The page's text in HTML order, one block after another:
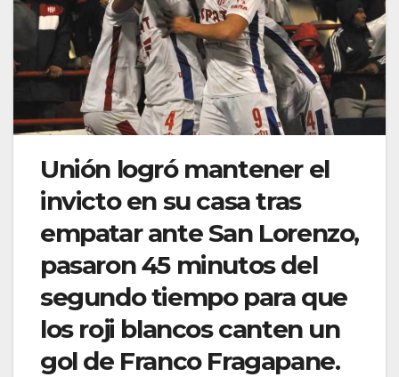
Unión logró mantener el
invicto en su casa tras
empatar ante San Lorenzo,
pasaron 45 minutos del
segundo tiempo para que
los roji blancos canten un
gol de Franco Fragapane.